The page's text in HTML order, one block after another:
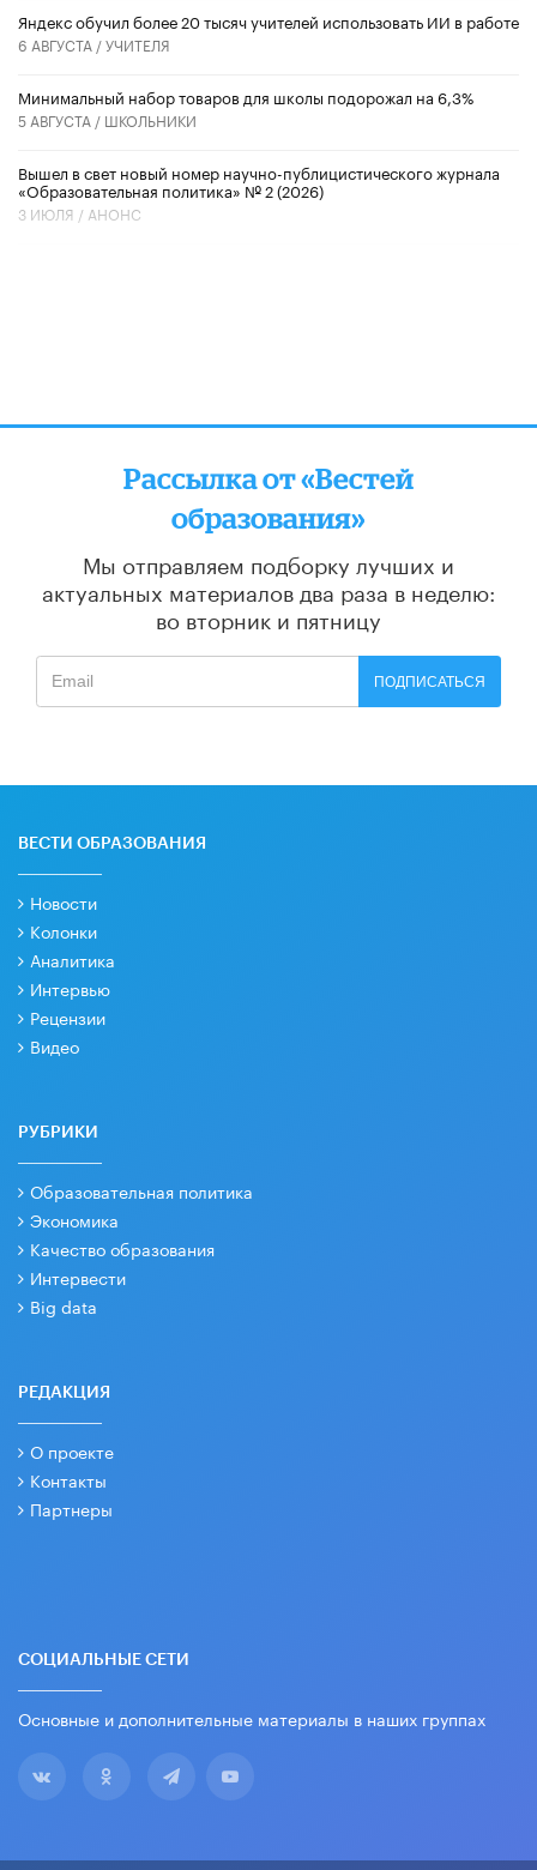
​Яндекс обучил более 20 тысяч учителей использовать ИИ в работе
6 АВГУСТА /УЧИТЕЛЯ
Минимальный набор товаров для школы подорожал на 6,3%
5 АВГУСТА / ШКОЛЬНИКИ
Вышел в свет новый номер научно-публицистического журнала
«Образовательная политика» № 2 (2026)
3 ИЮЛЯ / АНОНС
Рассылка от «Вестей
образования»
Мы отправляем подборку лучших и
актуальных материалов два раза в неделю:
во вторник и пятницу
ПОДПИСАТЬСЯ
ВЕСТИ ОБРАЗОВАНИЯ
Новости
Колонки
Аналитика
Интервью
Рецензии
Видео
РУБРИКИ
Образовательная политика
Экономика
Качество образования
Интервести
Big data
РЕДАКЦИЯ
О проекте
Контакты
Партнеры
СОЦИАЛЬНЫЕ СЕТИ
Основные и дополнительные материалы в наших группах